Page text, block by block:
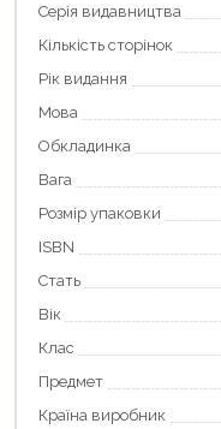
Серія видавництва
Кількість сторінок
Рік видання
Мова
Обкладинка
Вага
Розмір упаковки
ISBN
Стать
Вік
Клас
Предмет
Країна виробник